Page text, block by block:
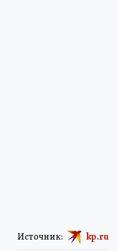
Источник: kp.ru